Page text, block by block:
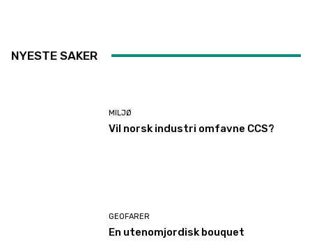
NYESTE SAKER
MILJØ
Vil norsk industri omfavne CCS?
GEOFARER
En utenomjordisk bouquet